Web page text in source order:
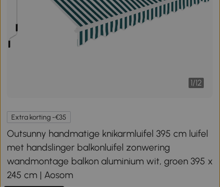
1/12
Extra korting -€35
Outsunny handmatige knikarmluifel 395 cm luifel
met handslinger balkonluifel zonwering
wandmontage balkon aluminium wit, groen 395 x
245 cm | Aosom